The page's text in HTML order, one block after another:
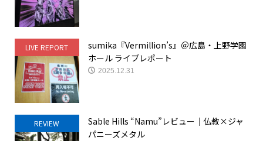
LIVE REPORT
sumika『Vermillion’s』＠広島・上野学園
ホール ライブレポート
2025.12.31
REVIEW
Sable Hills “Namu”レビュー｜仏教×ジャ
パニーズメタル